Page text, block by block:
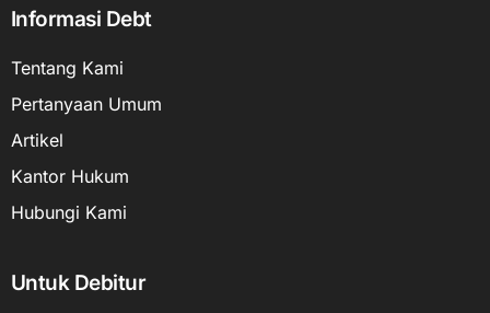
Informasi Debt
Tentang Kami
Pertanyaan Umum
Artikel
Kantor Hukum
Hubungi Kami
Untuk Debitur